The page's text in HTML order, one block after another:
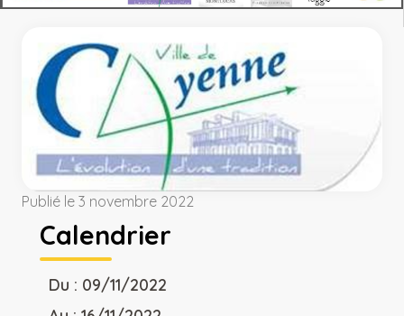
Publié le 3 novembre 2022
Calendrier
Du : 09/11/2022